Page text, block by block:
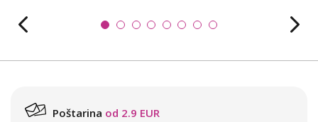
Poštarina od 2.9 EUR